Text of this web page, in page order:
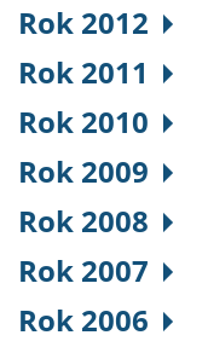
Rok 2012
Rok 2011
Rok 2010
Rok 2009
Rok 2008
Rok 2007
Rok 2006